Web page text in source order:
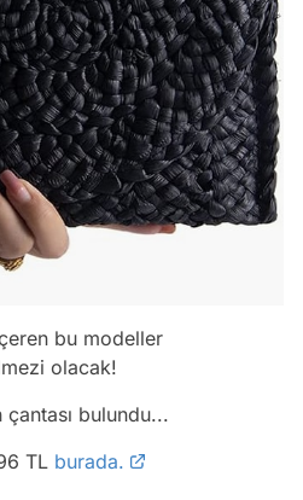
bu modeller
olacak!
çantası bulundu...
TL burada.